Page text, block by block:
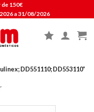
150€
a 31/08/2026
DD551110; DD553110”